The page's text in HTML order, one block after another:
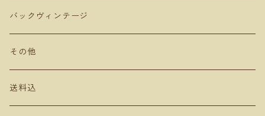
千歳ワイナリー
ルナピエナ
アビーズバインズ
ビネガー
チーズ
バックヴィンテージ
その他
送料込